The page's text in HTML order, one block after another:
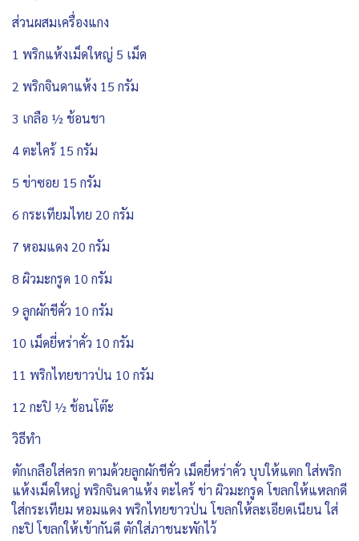
ส่วนผสมเครื่องแกง
1 พริกแห้งเม็ดใหญ่ 5 เม็ด
2 พริกจินดาแห้ง 15 กรัม
3 เกลือ ½ ช้อนชา
4 ตะไคร้ 15 กรัม
5 ข่าซอย 15 กรัม
6 กระเทียมไทย 20 กรัม
7 หอมแดง 20 กรัม
8 ผิวมะกรูด 10 กรัม
9 ลูกผักชีคั่ว 10 กรัม
10 เม็ดยี่หร่าคั่ว 10 กรัม
11 พริกไทยขาวป่น 10 กรัม
12 กะปิ ½ ช้อนโต๊ะ
วิธีทำ
ตักเกลือใส่ครก ตามด้วยลูกผักชีคั่ว เม็ดยี่หร่าคั่ว บุบให้แตก ใส่พริก
แห้งเม็ดใหญ่ พริกจินดาแห้ง ตะไคร้ ข่า ผิวมะกรูด โขลกให้แหลกดี
ใส่กระเทียม หอมแดง พริกไทยขาวป่น โขลกให้ละเอียดเนียน ใส่
กะปิ โขลกให้เข้ากันดี ตักใส่ภาชนะพักไว้